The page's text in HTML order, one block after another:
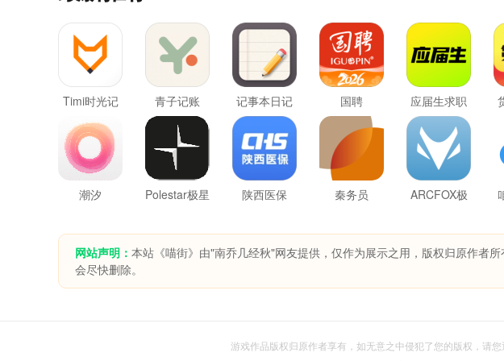
Timi时光记
青子记账 记事本日记 国聘 应届生求职
潮汐 Polestar极星 陕西医保 秦务员
ARCFOX极
网站声明： 本站《喵街》由"南乔几经秋"网友提供，仅作为展示之用，版权归原作者
会尽快删除。
游戏作品版权归原作者享有，如无意之中侵犯了您的版权，请